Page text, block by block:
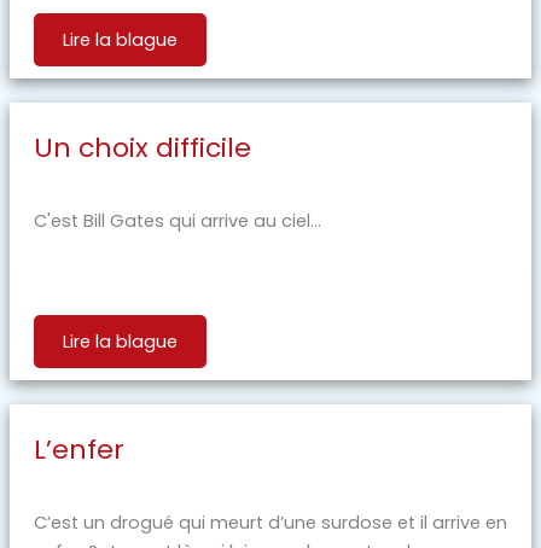
Lire la blague
Un choix difficile
C'est Bill Gates qui arrive au ciel...
Lire la blague
L’enfer
C’est un drogué qui meurt d’une surdose et il arrive en